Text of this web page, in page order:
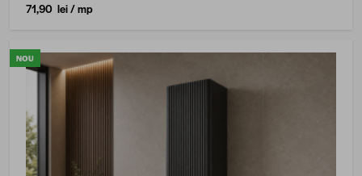
71,90 lei/ mp
NOU